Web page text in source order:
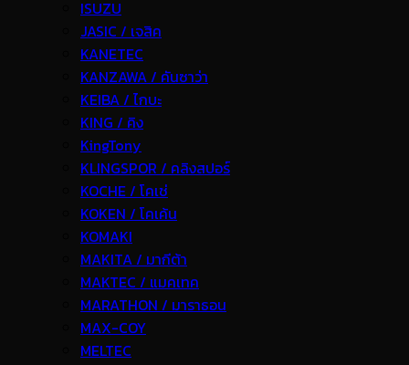
ISUZU
JASIC / เจสิค
KANETEC
KANZAWA / คันซาว่า
KEIBA / ไกบะ
KING / คิง
KingTony
KLINGSPOR / คลิงสปอร์
KOCHE / โคเช่
KOKEN / โคเค้น
KOMAKI
MAKITA / มากีต้า
MAKTEC / แมคเทค
MARATHON / มาราธอน
MAX-COY
MELTEC